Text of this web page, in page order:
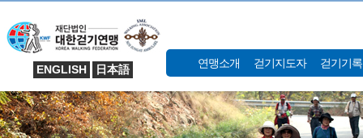
ENGLISH 日本語 연맹소개 걷기지도자 걷기기